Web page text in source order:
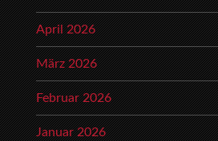
April 2026
März 2026
Februar 2026
Januar 2026